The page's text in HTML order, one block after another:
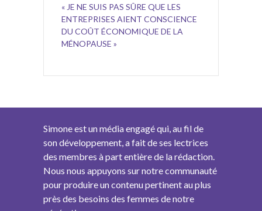
« JE NE SUIS PAS SÛRE QUE LES
ENTREPRISES AIENT CONSCIENCE
DU COÛT ÉCONOMIQUE DE LA
MÉNOPAUSE »
Simone est un média engagé qui, au fil de
son développement, a fait de ses lectrices
des membres à part entière de la rédaction.
Nous nous appuyons sur notre communauté
pour produire un contenu pertinent au plus
près des besoins des femmes de notre